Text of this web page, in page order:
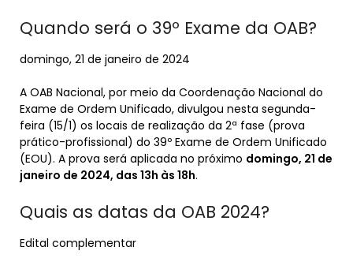
Quando será o 39º Exame da OAB?
domingo, 21 de janeiro de 2024
A OAB Nacional, por meio da Coordenação Nacional do
Exame de Ordem Unificado, divulgou nesta segunda-
feira (15/1) os locais de realização da 2ª fase (prova
prático-profissional) do 39º Exame de Ordem Unificado
(EOU). A prova será aplicada no próximo domingo, 21 de
janeiro de 2024, das 13h às 18h.
Quais as datas da OAB 2024?
Edital complementar